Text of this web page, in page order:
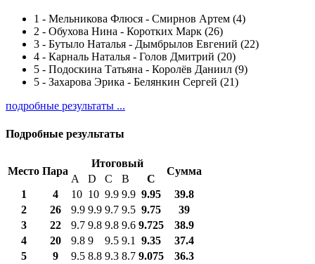
1 - Мельникова Флюся - Смирнов Артем (4)
2 - Обухова Нина - Коротких Марк (26)
3 - Бутыло Наталья - Дымбрылов Евгений (22)
4 - Карналь Наталья - Голов Дмитрий (20)
5 - Подоскина Татьяна - Королёв Даниил (9)
5 - Захарова Эрика - Белянкин Сергей (21)
подробные результаты ...
Подробные результаты
Место Пара
Итоговый
Сумма
A D C B
С
1
4 10 10 9.9 9.9 9.95
39.8
2
26 9.9 9.9 9.7 9.5 9.75
39
3
22 9.7 9.8 9.8 9.6 9.725
38.9
4
20 9.8 9 9.5 9.1 9.35
37.4
5
9 9.5 8.8 9.3 8.7 9.075
36.3